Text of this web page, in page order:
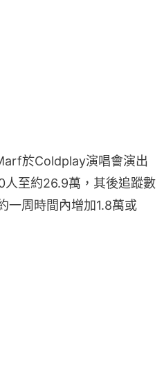
於Coldplay演唱會演出
人至約26.9萬，其後追蹤數
一周時間內增加1.8萬或